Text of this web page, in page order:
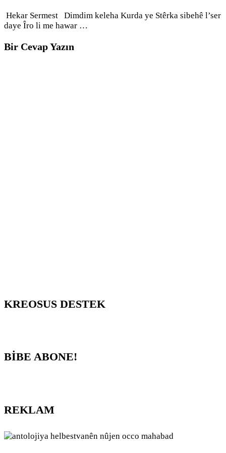
Hekar Sermest Dimdim keleha Kurda ye Stêrka sibehê l’ser
daye Îro li me hawar …
Bir Cevap Yazın
KREOSUS DESTEK
BİBE ABONE!
REKLAM